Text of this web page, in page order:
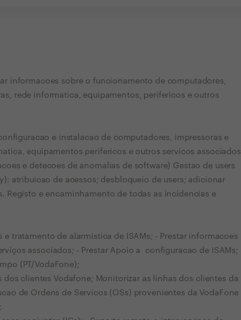
informacoes sobre o funcionamento de computadores,
rede informatica, equipamentos, perifericos e outros
e instalacao de computadores, impressoras e
equipamentos perifericos e outros servicos associados
e detecoes de anomalias de software) Gestao de users
atribuicao de acessos; desbloqueio de users; adicionar
Registo e encaminhamento de todas as incidencias e
e tratamento de alarmistica de ISAMs; - Prestar informacoes
associados; - Prestar Apoio a configuracao de ISAMs;
(PT/VodaFone);
dos clientes Vodafone; Monitorizar as linhas dos clientes da
de Ordens de Servicos (OSs) provenientes da VodaFone